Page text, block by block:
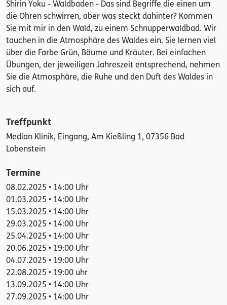
Shirin Yoku - Waldbaden - Das sind Begriffe die einen um
die Ohren schwirren, aber was steckt dahinter? Kommen
Sie mit mir in den Wald, zu einem Schnupperwaldbad. Wir
tauchen in die Atmosphäre des Waldes ein. Sie lernen viel
über die Farbe Grün, Bäume und Kräuter. Bei einfachen
Übungen, der jeweiligen Jahreszeit entsprechend, nehmen
Sie die Atmosphäre, die Ruhe und den Duft des Waldes in
sich auf.
Treffpunkt
Median Klinik, Eingang, Am Kießling 1, 07356 Bad
Lobenstein
Termine
08.02.2025 • 14:00 Uhr
01.03.2025 • 14:00 Uhr
15.03.2025 • 14:00 Uhr
29.03.2025 • 14:00 Uhr
25.04.2025 • 14:00 Uhr
20.06.2025 • 19:00 Uhr
04.07.2025 • 19:00 Uhr
22.08.2025 • 19:00 uhr
13.09.2025 • 14:00 Uhr
27.09.2025 • 14:00 Uhr